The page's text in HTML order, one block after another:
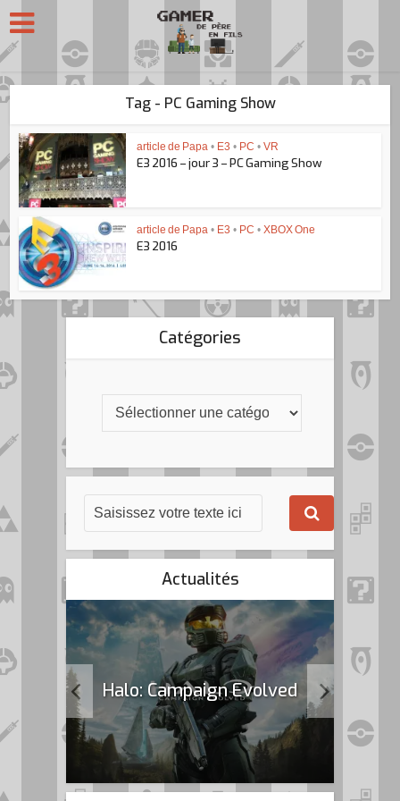
Tag - PC Gaming Show
article de Papa • E3 • PC • VR
E3 2016 – jour 3 – PC Gaming Show
article de Papa • E3 • PC • XBOX One
E3 2016
Catégories
Actualités
Halo: Campaign Evolved